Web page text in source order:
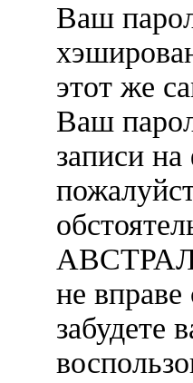
Ваш
этот же
Ваш
записи
не
забудете